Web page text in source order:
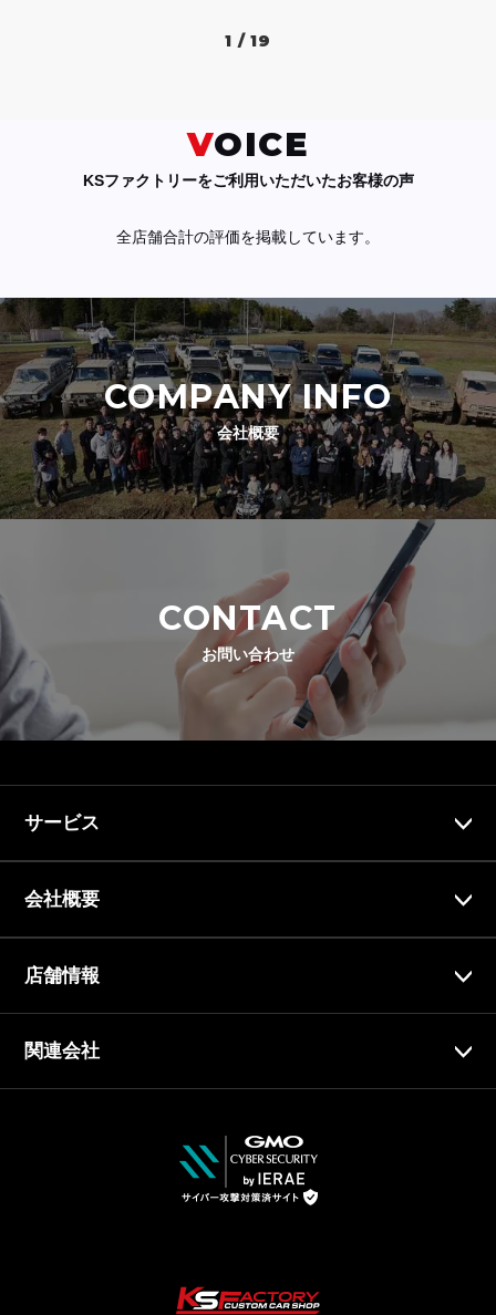
1 / 19
VOICE
KSファクトリーをご利用いただいたお客様の声
全店舗合計の評価を掲載しています。
COMPANY INFO
会社概要
CONTACT
お問い合わせ
サービス
会社概要
店舗情報
関連会社